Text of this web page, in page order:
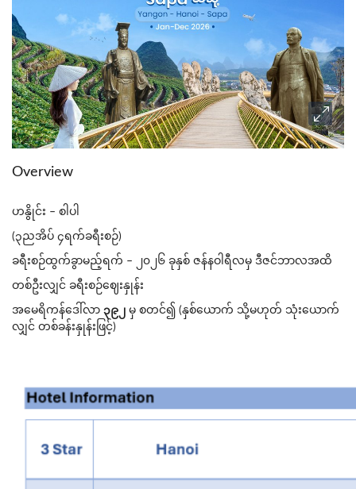
Overview
ဟနွိုင်း – စါပါ
(၃ညအိပ် ၄ရက်ခရီးစဉ်)
ခရီးစဉ်ထွက်ခွာမည့်ရက် – ၂၀၂၆ ခုနှစ် ဇန်နဝါရီလမှ ဒီဇင်ဘာလအထိ
တစ်ဦးလျှင် ခရီးစဉ်ဈေးနှုန်း
အမေရိကန်ဒေါ်လာ ၃၉၂ မှ စတင်၍ (နှစ်ယောက် သို့မဟုတ် သုံးယောက်
လျှင် တစ်ခန်းနှုန်းဖြင့်)